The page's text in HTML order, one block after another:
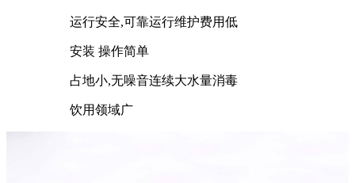
运行安全,可靠运行维护费用低
安装 操作简单
占地小,无噪音连续大水量消毒
饮用领域广